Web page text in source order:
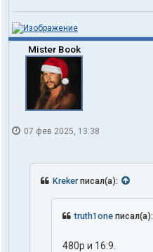
Mister Book
07 фев 2025, 13:38
Krekerписал(а):
truth1one писал(а):
480p и 16:9.